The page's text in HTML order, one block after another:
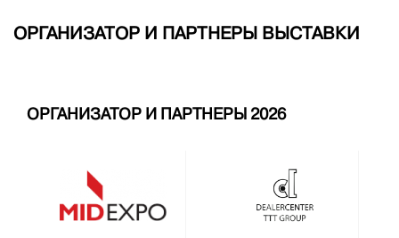
ОРГАНИЗАТОР И ПАРТНЕРЫ ВЫСТАВКИ
ОРГАНИЗАТОР И ПАРТНЕРЫ 2026